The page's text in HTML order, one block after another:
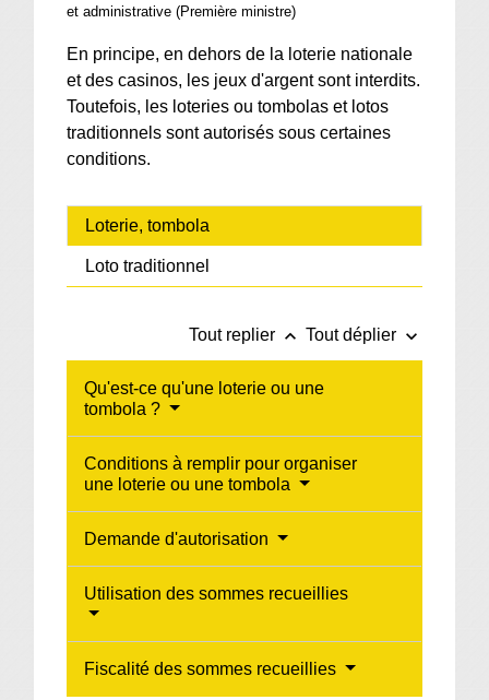
et administrative (Première ministre)
En principe, en dehors de la loterie nationale
et des casinos, les jeux d'argent sont interdits.
Toutefois, les loteries ou tombolas et lotos
traditionnels sont autorisés sous certaines
conditions.
Loterie, tombola
Loto traditionnel
Tout replier keyboard_arrow_up Tout déplier keyboard_arrow_down
Qu'est-ce qu'une loterie ou une
tombola ?
Conditions à remplir pour organiser
une loterie ou une tombola
Demande d'autorisation
Utilisation des sommes recueillies
Fiscalité des sommes recueillies